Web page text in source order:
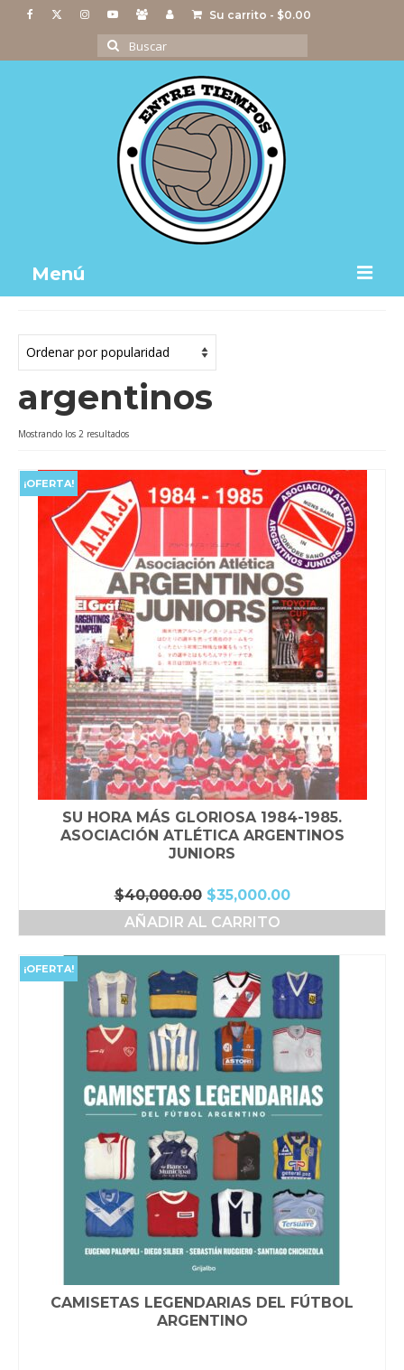
Su carrito - $0.00
Buscar
por:
Menú
Actividades
Imágenes
Videos
Tienda
argentinos
Mostrando los 2 resultadosOrdenado
popularidad
¡OFERTA!
SU HORA MÁS GLORIOSA 1984-1985.
ASOCIACIÓN ATLÉTICA ARGENTINOS
JUNIORS
$40,000.00 El
precio
original
$40,000.00.
$35,000.00El
precio
$35,000.00.
AÑADIR AL CARRITO
¡OFERTA!
CAMISETAS LEGENDARIAS DEL FÚTBOL
ARGENTINO